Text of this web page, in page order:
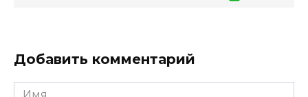
Добавить комментарий
Имя